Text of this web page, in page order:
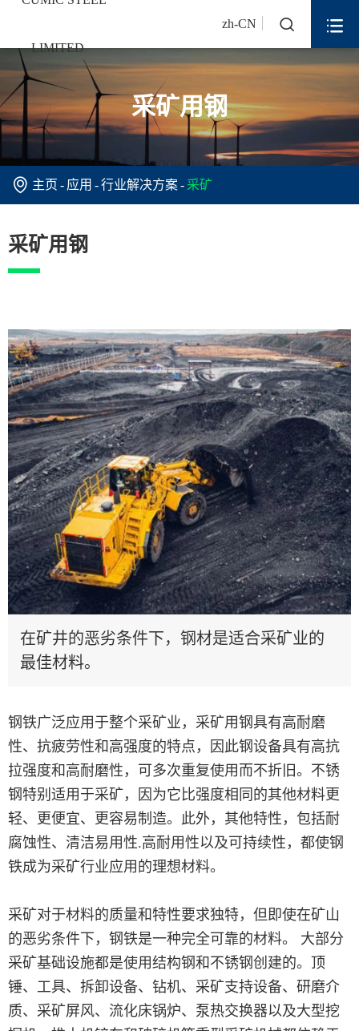
zh-CN  
采矿用钢
 主页 应用 行业解决方案 采矿
采矿用钢
在矿井的恶劣条件下，钢材是适合采矿业的
最佳材料。
钢铁广泛应用于整个采矿业，采矿用钢具有高耐磨
性、抗疲劳性和高强度的特点，因此钢设备具有高抗
拉强度和高耐磨性，可多次重复使用而不折旧。不锈
钢特别适用于采矿，因为它比强度相同的其他材料更
轻、更便宜、更容易制造。此外，其他特性，包括耐
腐蚀性、清洁易用性.高耐用性以及可持续性，都使钢
铁成为采矿行业应用的理想材料。
采矿对于材料的质量和特性要求独特，但即使在矿山
的恶劣条件下，钢铁是一种完全可靠的材料。 大部分
采矿基础设施都是使用结构钢和不锈钢创建的。顶
锤、工具、拆卸设备、钻机、采矿支持设备、研磨介
质、采矿屏风、流化床锅炉、泵热交换器以及大型挖